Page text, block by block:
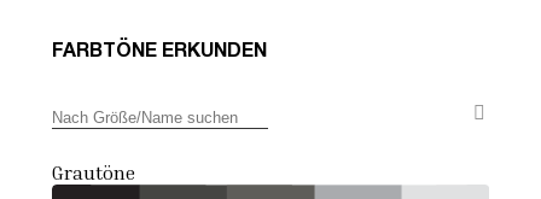
FARBTÖNE ERKUNDEN
Grautöne